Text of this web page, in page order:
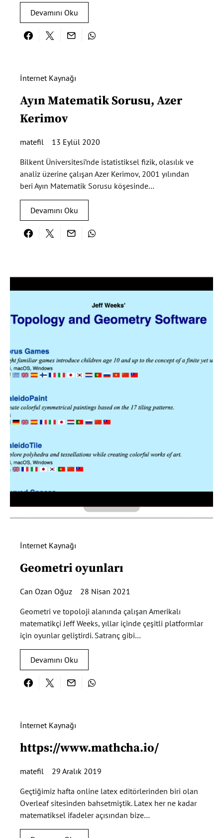
Devamını Oku
İnternet Kaynağı
Ayın Matematik Sorusu, Azer
Kerimov
matefil
13 Eylül 2020
Bilkent Üniversitesi’nde istatistiksel fizik, olasılık ve
analiz üzerine çalışan Azer Kerimov, 2001 yılından
beri Ayın Matematik Sorusu köşesinde…
Devamını Oku
İnternet Kaynağı
Geometri oyunları
Can Ozan Oğuz
28 Nisan 2021
Geometri ve topoloji alanında çalışan Amerikalı
matematikçi Jeff Weeks, yıllar içinde çeşitli platformlar
için oyunlar geliştirdi. Satranç gibi…
Devamını Oku
İnternet Kaynağı
https://www.mathcha.io/
matefil
29 Aralık 2019
Geçtiğimiz hafta online latex editörlerinden biri olan
Overleaf sitesinden bahsetmiştik. Latex her ne kadar
matematiksel ifadeler açısından bize…